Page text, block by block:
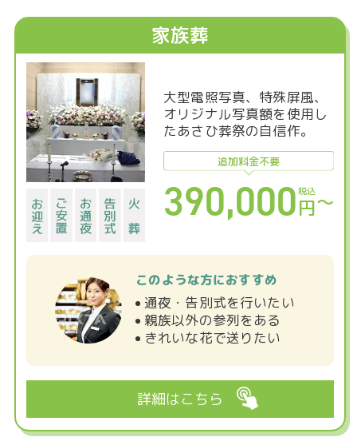
家族葬
大型電照写真、特殊屏風、
オリジナル写真額を使用し
たあさひ葬祭の自信作。
追加料金不要
390,000 税込
円〜
このような方におすすめ
通夜・告別式を行いたい
親族以外の参列をある
きれいな花で送りたい
詳細はこちら